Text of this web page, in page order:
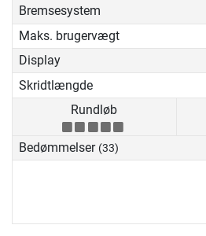
Bremsesystem
Maks. brugervægt
Display
Skridtlængde
Rundløb
Bedømmelser (33)